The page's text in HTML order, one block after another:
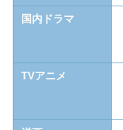
国内ドラマ
TVアニメ